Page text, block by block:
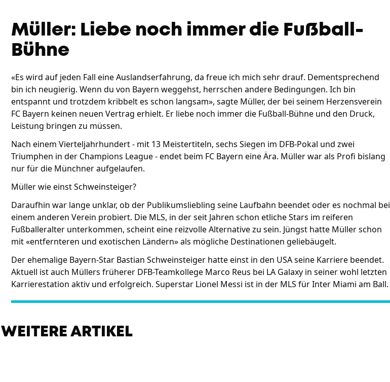
Müller: Liebe noch immer die Fußball-
Bühne
«Es wird auf jeden Fall eine Auslandserfahrung, da freue ich mich sehr drauf. Dementsprechend
bin ich neugierig. Wenn du von Bayern weggehst, herrschen andere Bedingungen. Ich bin
entspannt und trotzdem kribbelt es schon langsam», sagte Müller, der bei seinem Herzensverein
FC Bayern keinen neuen Vertrag erhielt. Er liebe noch immer die Fußball-Bühne und den Druck,
Leistung bringen zu müssen.
Nach einem Vierteljahrhundert - mit 13 Meistertiteln, sechs Siegen im DFB-Pokal und zwei
Triumphen in der Champions League - endet beim FC Bayern eine Ära. Müller war als Profi bislang
nur für die Münchner aufgelaufen.
Müller wie einst Schweinsteiger?
Daraufhin war lange unklar, ob der Publikumsliebling seine Laufbahn beendet oder es nochmal bei
einem anderen Verein probiert. Die MLS, in der seit Jahren schon etliche Stars im reiferen
Fußballeralter unterkommen, scheint eine reizvolle Alternative zu sein. Jüngst hatte Müller schon
mit «entfernteren und exotischen Ländern» als mögliche Destinationen geliebäugelt.
Der ehemalige Bayern-Star Bastian Schweinsteiger hatte einst in den USA seine Karriere beendet.
Aktuell ist auch Müllers früherer DFB-Teamkollege Marco Reus bei LA Galaxy in seiner wohl letzten
Karrierestation aktiv und erfolgreich. Superstar Lionel Messi ist in der MLS für Inter Miami am Ball.
WEITERE ARTIKEL